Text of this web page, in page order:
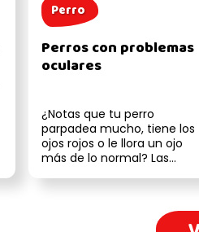
Perro
Perros con problemas
oculares
¿Notas que tu perro
parpadea mucho, tiene los
ojos rojos o le llora un ojo
más de lo normal? Las